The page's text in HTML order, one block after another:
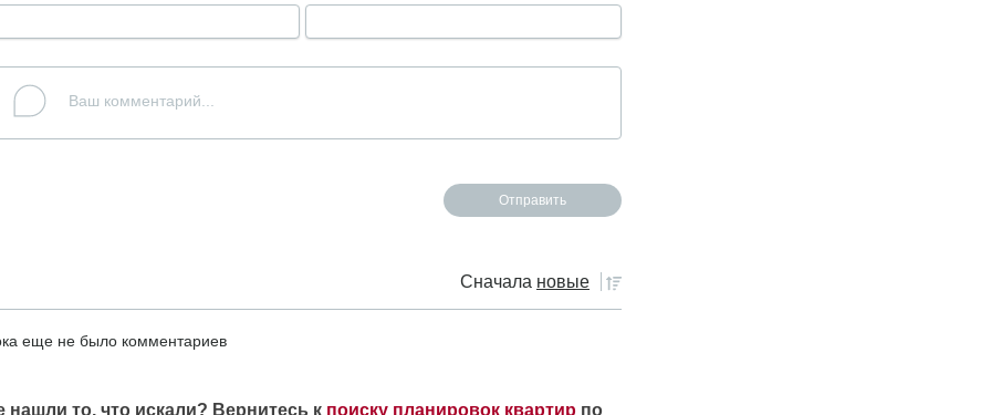
Сначала новые
еще не было комментариев
нашли то, что искали? Вернитесь к поиску планировок квартир по